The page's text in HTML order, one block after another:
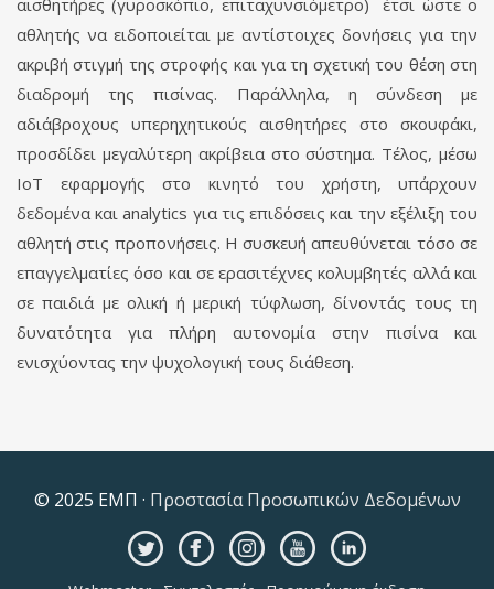
αθλητής να ειδοποιείται με αντίστοιχες δονήσεις για την
ακριβή στιγμή της στροφής και για τη σχετική του θέση στη
διαδρομή της πισίνας. Παράλληλα, η σύνδεση με
αδιάβροχους υπερηχητικούς αισθητήρες στο σκουφάκι,
προσδίδει μεγαλύτερη ακρίβεια στο σύστημα. Τέλος, μέσω
ΙοΤ εφαρμογής στο κινητό του χρήστη, υπάρχουν
δεδομένα και analytics για τις επιδόσεις και την εξέλιξη του
αθλητή στις προπονήσεις. H συσκευή απευθύνεται τόσο σε
επαγγελματίες όσο και σε ερασιτέχνες κολυμβητές αλλά και
σε παιδιά με ολική ή μερική τύφλωση, δίνοντάς τους τη
δυνατότητα για πλήρη αυτονομία στην πισίνα και
ενισχύοντας την ψυχολογική τους διάθεση.
© 2025 ΕΜΠ · Προστασία Προσωπικών Δεδομένων